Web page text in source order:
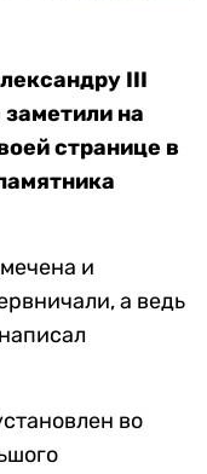
III
на
странице в
и
а ведь
во